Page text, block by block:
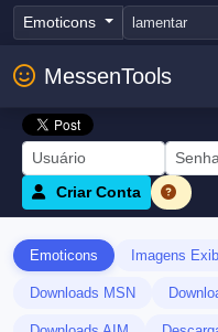
Emoticons
MessenTools
Criar Conta
Emoticons Imagens
Downloads MSN